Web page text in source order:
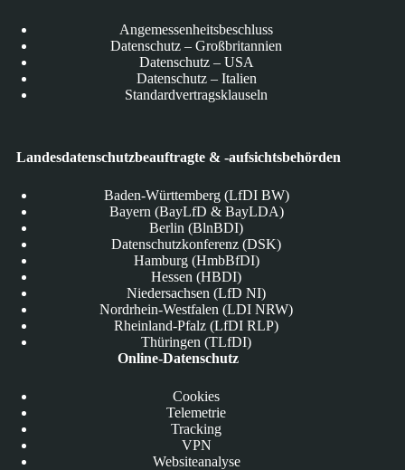
Angemessenheitsbeschluss
Datenschutz – Großbritannien
Datenschutz – USA
Datenschutz – Italien
Standardvertragsklauseln
Landesdatenschutzbeauftragte & -aufsichtsbehörden
Baden-Württemberg (LfDI BW)
Bayern (BayLfD & BayLDA)
Berlin (BlnBDI)
Datenschutzkonferenz (DSK)
Hamburg (HmbBfDI)
Hessen (HBDI)
Niedersachsen (LfD NI)
Nordrhein-Westfalen (LDI NRW)
Rheinland-Pfalz (LfDI RLP)
Thüringen (TLfDI)
Online-Datenschutz
Cookies
Telemetrie
Tracking
VPN
Websiteanalyse